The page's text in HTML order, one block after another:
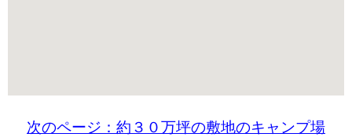
次のページ：約３０万坪の敷地のキャンプ場